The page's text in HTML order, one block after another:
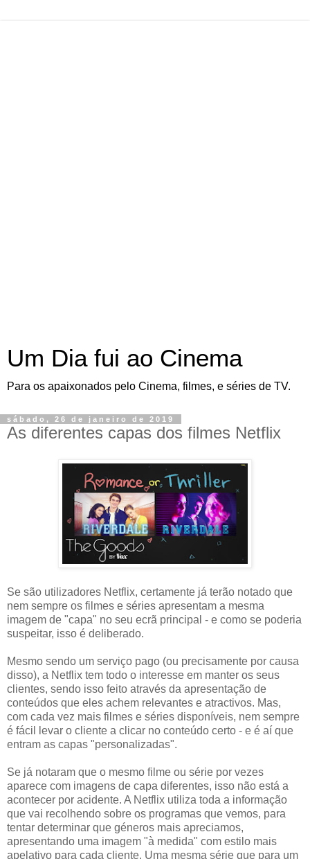
Um Dia fui ao Cinema
Para os apaixonados pelo Cinema, filmes, e séries de TV.
sábado, 26 de janeiro de 2019
As diferentes capas dos filmes Netflix
Se são utilizadores Netflix, certamente já terão notado que
nem sempre os filmes e séries apresentam a mesma
imagem de "capa" no seu ecrã principal - e como se poderia
suspeitar, isso é deliberado.
Mesmo sendo um serviço pago (ou precisamente por causa
disso), a Netflix tem todo o interesse em manter os seus
clientes, sendo isso feito através da apresentação de
conteúdos que eles achem relevantes e atractivos. Mas,
com cada vez mais filmes e séries disponíveis, nem sempre
é fácil levar o cliente a clicar no conteúdo certo - e é aí que
entram as capas "personalizadas".
Se já notaram que o mesmo filme ou série por vezes
aparece com imagens de capa diferentes, isso não está a
acontecer por acidente. A Netflix utiliza toda a informação
que vai recolhendo sobre os programas que vemos, para
tentar determinar que géneros mais apreciamos,
apresentando uma imagem "à medida" com estilo mais
apelativo para cada cliente. Uma mesma série que para um